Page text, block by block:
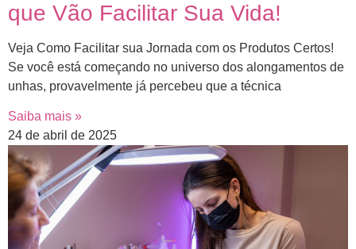
que Vão Facilitar Sua Vida!
Veja Como Facilitar sua Jornada com os Produtos Certos!
Se você está começando no universo dos alongamentos de
unhas, provavelmente já percebeu que a técnica
Saiba mais »
24 de abril de 2025